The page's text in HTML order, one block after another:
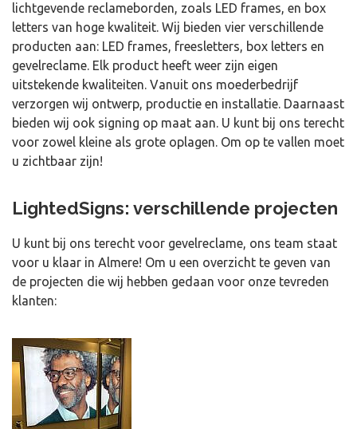
lichtgevende reclameborden, zoals LED frames, en box
letters van hoge kwaliteit. Wij bieden vier verschillende
producten aan: LED frames, freesletters, box letters en
gevelreclame. Elk product heeft weer zijn eigen
uitstekende kwaliteiten. Vanuit ons moederbedrijf
verzorgen wij ontwerp, productie en installatie. Daarnaast
bieden wij ook signing op maat aan. U kunt bij ons terecht
voor zowel kleine als grote oplagen. Om op te vallen moet
u zichtbaar zijn!
LightedSigns: verschillende projecten
U kunt bij ons terecht voor gevelreclame, ons team staat
voor u klaar in Almere! Om u een overzicht te geven van
de projecten die wij hebben gedaan voor onze tevreden
klanten: